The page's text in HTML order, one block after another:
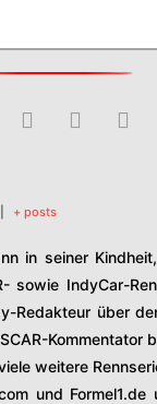
+ posts
in seiner
sowie IndyCar-
Redakteur über
Kommentator
weitere
und Formel1.de